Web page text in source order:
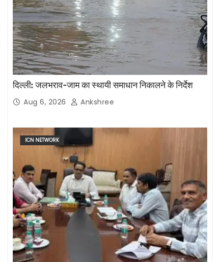
दिल्ली: जलभराव-जाम का स्थायी समाधान निकालने के निर्देश
Aug 6, 2026 Ankshree
ICN NETWORK